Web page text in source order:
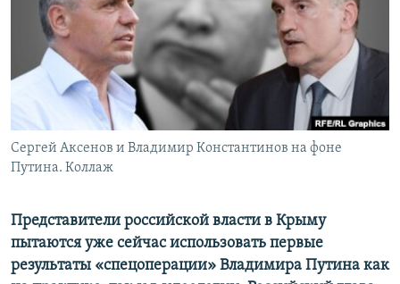
КРЫМ.НЕПОКОРЕННЫЙ
ELIFBE
УКРАИНСКАЯ ПРОБЛЕМА КРЫМА
Все сайты RFE/RL
Сергей Аксенов и Владимир Константинов на фоне
Путина. Коллаж
Представители российской власти в Крыму
пытаются уже сейчас использовать первые
результаты «спецоперации» Владимира Путина как